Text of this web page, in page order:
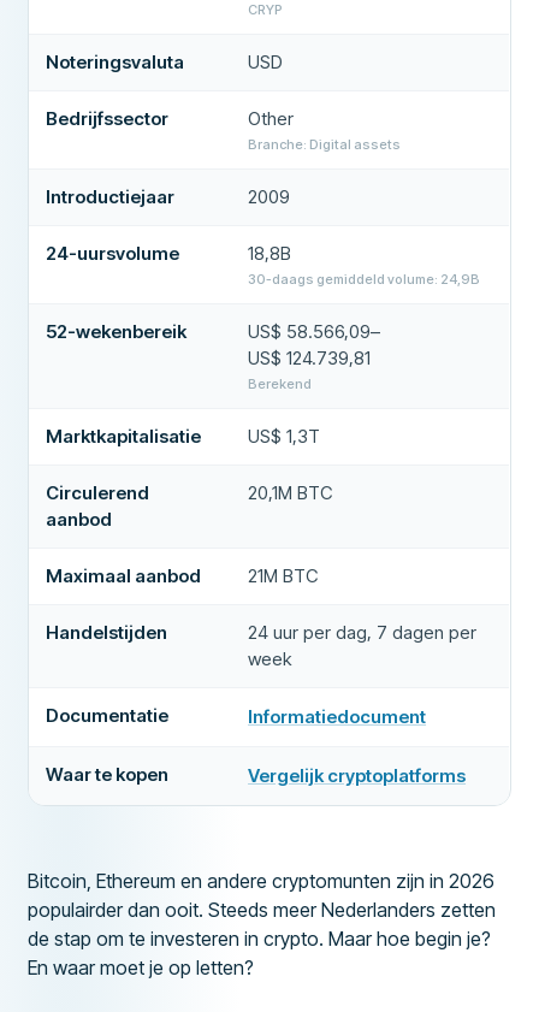
CRYP
Noteringsvaluta USD
Bedrijfssector Other
Branche: Digital assets
Introductiejaar 2009
24-uursvolume 18,8B
30-daags gemiddeld volume: 24,9B
52-wekenbereik
US$ 58.566,09–
US$ 124.739,81
Berekend
Marktkapitalisatie US$ 1,3T
Circulerend
aanbod
20,1M BTC
Maximaal aanbod 21M BTC
Handelstijden
24 uur per dag, 7 dagen per
week
Documentatie Informatiedocument
(opent in een nieuw tabblad
Waar te kopen Vergelijk cryptoplatforms
Bitcoin, Ethereum en andere cryptomunten zijn in 2026
populairder dan ooit. Steeds meer Nederlanders zetten
de stap om te investeren in crypto. Maar hoe begin je?
En waar moet je op letten?